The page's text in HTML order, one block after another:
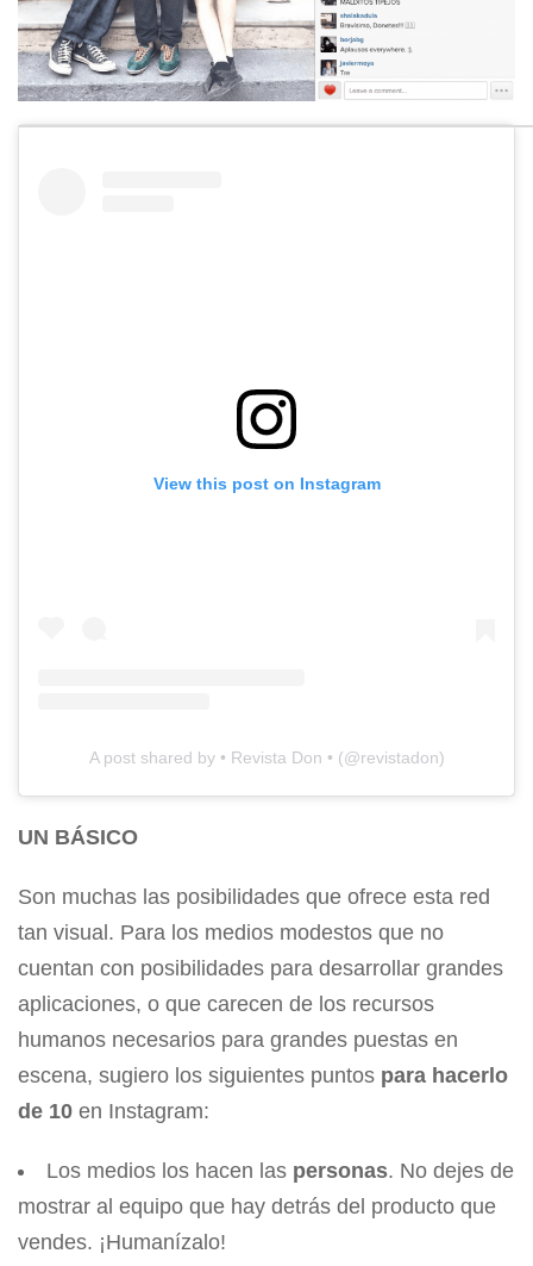
View this post on Instagram
A post shared by • Revista Don • (@revistadon)
UN BÁSICO
Son muchas las posibilidades que ofrece esta red
tan visual. Para los medios modestos que no
cuentan con posibilidades para desarrollar grandes
aplicaciones, o que carecen de los recursos
humanos necesarios para grandes puestas en
escena, sugiero los siguientes puntos para hacerlo
de 10 en Instagram:
Los medios los hacen las personas. No dejes de
mostrar al equipo que hay detrás del producto que
vendes. ¡Humanízalo!